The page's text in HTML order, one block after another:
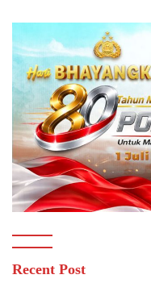
Recent Post